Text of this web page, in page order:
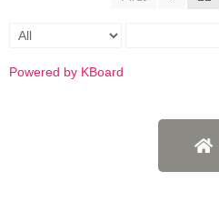
Powered by KBoard